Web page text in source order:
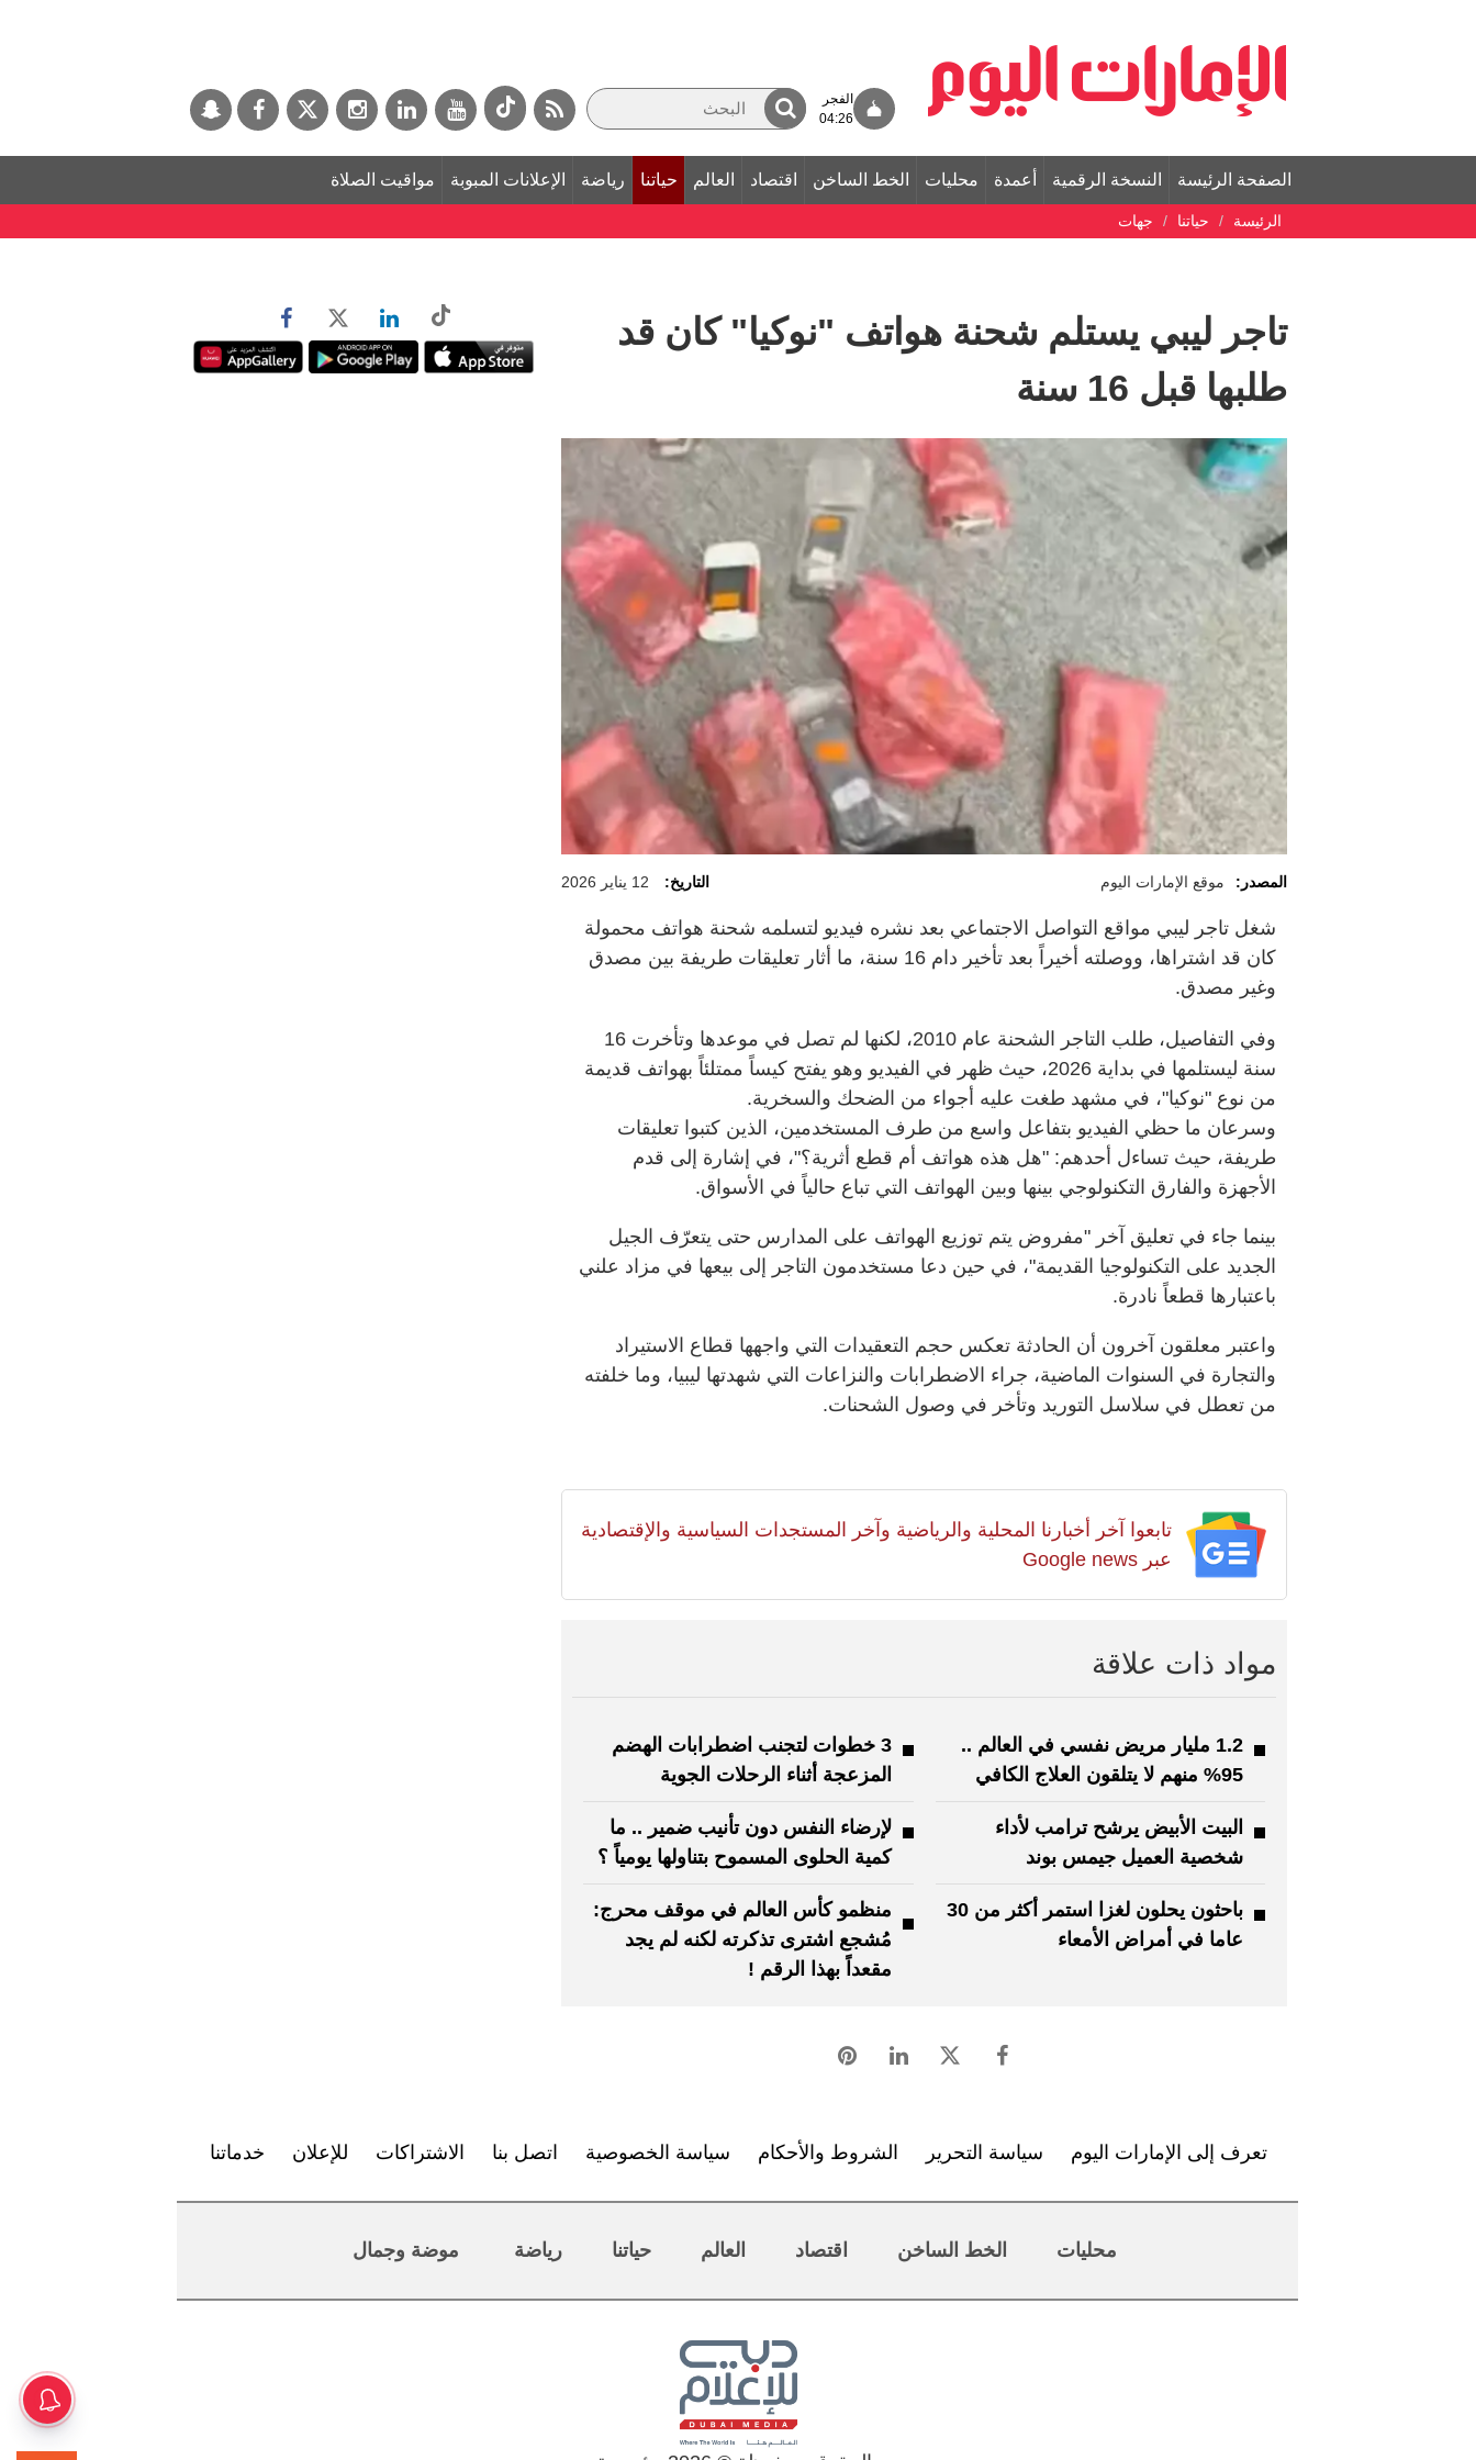
الفجر
04:26
الصفحة الرئيسة النسخة الرقمية أعمدة محليات الخط الساخن اقتصاد العالم حياتنا رياضة الإعلانات المبوبة مواقيت الصلاة
الرئيسة حياتنا جهات
تاجر ليبي يستلم شحنة هواتف "نوكيا" كان قد
طلبها قبل 16 سنة
المصدر: موقع الإمارات اليوم التاريخ: 12 يناير 2026
شغل تاجر ليبي مواقع التواصل الاجتماعي بعد نشره فيديو لتسلمه شحنة هواتف محمولة
كان قد اشتراها، ووصلته أخيراً بعد تأخير دام 16 سنة، ما أثار تعليقات طريفة بين مصدق
وغير مصدق.
وفي التفاصيل، طلب التاجر الشحنة عام 2010، لكنها لم تصل في موعدها وتأخرت 16
سنة ليستلمها في بداية 2026، حيث ظهر في الفيديو وهو يفتح كيساً ممتلئاً بهواتف قديمة
من نوع "نوكيا"، في مشهد طغت عليه أجواء من الضحك والسخرية.
وسرعان ما حظي الفيديو بتفاعل واسع من طرف المستخدمين، الذين كتبوا تعليقات
طريفة، حيث تساءل أحدهم: "هل هذه هواتف أم قطع أثرية؟"، في إشارة إلى قدم
الأجهزة والفارق التكنولوجي بينها وبين الهواتف التي تباع حالياً في الأسواق.
بينما جاء في تعليق آخر "مفروض يتم توزيع الهواتف على المدارس حتى يتعرّف الجيل
الجديد على التكنولوجيا القديمة"، في حين دعا مستخدمون التاجر إلى بيعها في مزاد علني
باعتبارها قطعاً نادرة.
واعتبر معلقون آخرون أن الحادثة تعكس حجم التعقيدات التي واجهها قطاع الاستيراد
والتجارة في السنوات الماضية، جراء الاضطرابات والنزاعات التي شهدتها ليبيا، وما خلفته
من تعطل في سلاسل التوريد وتأخر في وصول الشحنات.
تابعوا آخر أخبارنا المحلية والرياضية وآخر المستجدات السياسية والإقتصادية
عبر Google news
مواد ذات علاقة
1.2 مليار مريض نفسي في العالم ..
95% منهم لا يتلقون العلاج الكافي
3 خطوات لتجنب اضطرابات الهضم
المزعجة أثناء الرحلات الجوية
البيت الأبيض يرشح ترامب لأداء
شخصية العميل جيمس بوند
لإرضاء النفس دون تأنيب ضمير .. ما
كمية الحلوى المسموح بتناولها يومياً ؟
باحثون يحلون لغزا استمر أكثر من 30
عاما في أمراض الأمعاء
منظمو كأس العالم في موقف محرج:
مُشجع اشترى تذكرته لكنه لم يجد
مقعداً بهذا الرقم !
تعرف إلى الإمارات اليوم سياسة التحرير الشروط والأحكام سياسة الخصوصية اتصل بنا الاشتراكات للإعلان خدماتنا
محليات الخط الساخن اقتصاد العالم حياتنا رياضة موضة وجمال